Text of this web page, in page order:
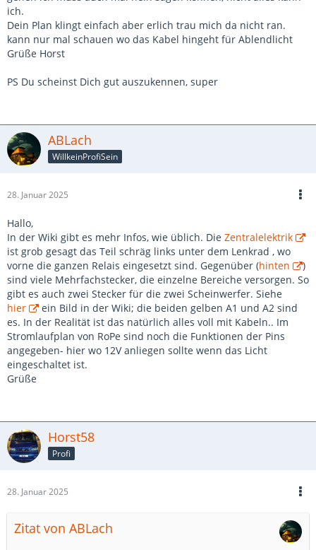
ich.
Dein Plan klingt einfach aber erlich trau mich da nicht ran.
kann nur mal schauen wo das Kabel hingeht für Ablendlicht
Grüße Horst
PS Du scheinst Dich gut auszukennen, super
ABLach
WillkeinProfiSein
28. Januar 2025
Hallo,
In der Wiki gibt es mehr Infos, wie üblich. Die Zentralelektrik
ist grob gesagt das Teil schräg links unter dem Lenkrad , wo
vorne die ganzen Relais eingesetzt sind. Gegenüber (hinten
)
sind viele Mehrfachstecker, die einzelne Bereiche versorgen. So
gibt es auch zwei Stecker für die zwei Scheinwerfer. Siehe
hier
ein Bild in der Wiki; die beiden gelben A1 und A2 sind
es. In der Realität ist das natürlich alles voll mit Kabeln.. Im
Stromlaufplan von RoPe sind noch die Funktionen der Pins
angegeben- hier wo 12V anliegen sollte wenn das Licht
eingeschaltet ist.
Grüße
Horst58
Profi
28. Januar 2025
Zitat von ABLach